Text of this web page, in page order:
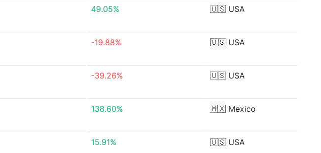
49.05% 🇺🇸 USA
-19.88% 🇺🇸 USA
-39.26% 🇺🇸 USA
138.60% 🇲🇽 Mexico
15.91% 🇺🇸 USA